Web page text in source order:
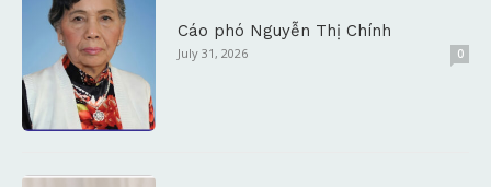
Cáo phó Nguyễn Thị Chính
July 31, 2026 0